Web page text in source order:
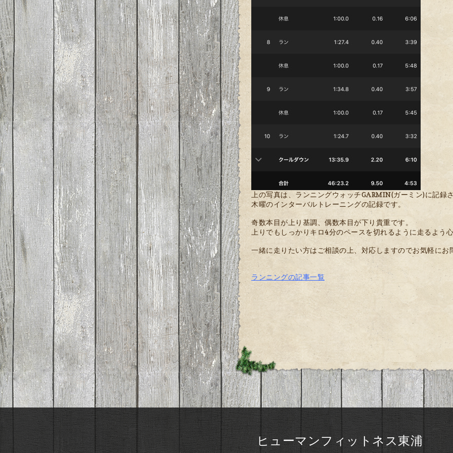
上の写真は、ランニングウォッチGARMIN(ガーミン)に記録
木曜のインターバルトレーニングの記録です。
奇数本目が上り基調、偶数本目が下り貴重です。
上りでもしっかりキロ4分のペースを切れるように走るよう
一緒に走りたい方はご相談の上、対応しますのでお気軽にお
ランニングの記事一覧
ヒューマンフィットネス東浦